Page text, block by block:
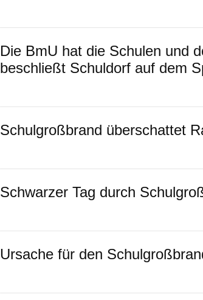
Die BmU hat die Schulen und
beschließt Schuldorf auf dem
Schulgroßbrand überschattet
Schwarzer Tag durch
Ursache für den